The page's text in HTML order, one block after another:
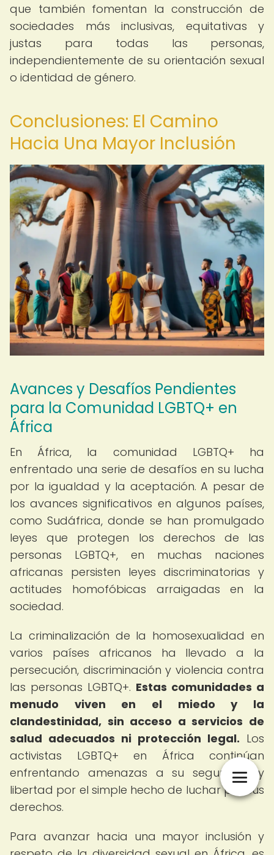
que también fomentan la construcción de
sociedades más inclusivas, equitativas y
justas para todas las personas,
independientemente de su orientación sexual
o identidad de género.
Conclusiones: El Camino
Hacia Una Mayor Inclusión
Avances y Desafíos Pendientes
para la Comunidad LGBTQ+ en
África
En África, la comunidad LGBTQ+ ha
enfrentado una serie de desafíos en su lucha
por la igualdad y la aceptación. A pesar de
los avances significativos en algunos países,
como Sudáfrica, donde se han promulgado
leyes que protegen los derechos de las
personas LGBTQ+, en muchas naciones
africanas persisten leyes discriminatorias y
actitudes homofóbicas arraigadas en la
sociedad.
La criminalización de la homosexualidad en
varios países africanos ha llevado a la
persecución, discriminación y violencia contra
las personas LGBTQ+. Estas comunidades a
menudo viven en el miedo y la
clandestinidad, sin acceso a servicios de
salud adecuados ni protección legal. Los
activistas LGBTQ+ en África continúan
enfrentando amenazas a su seguridad y
libertad por el simple hecho de luchar por sus
derechos.
Para avanzar hacia una mayor inclusión y